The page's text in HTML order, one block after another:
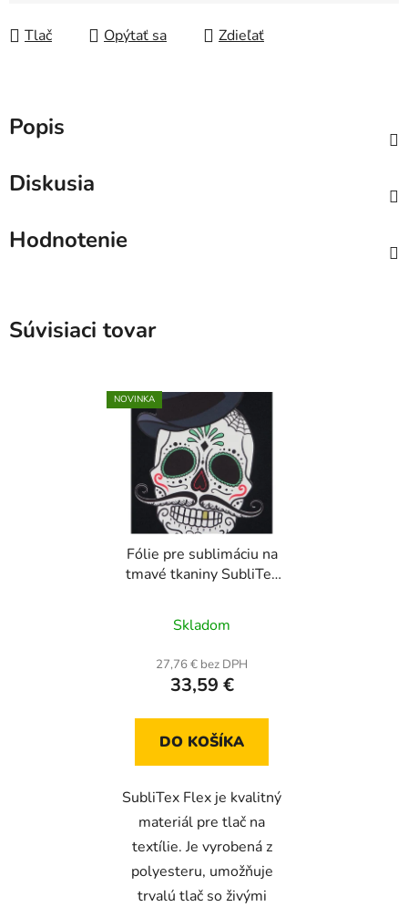
Tlač Opýtať sa Zdieľať
Popis
Diskusia
Hodnotenie
Súvisiaci tovar
NOVINKA
Fólie pre sublimáciu na
tmavé tkaniny SubliTex
hodnotenie
produktu
je
z
Skladom
27,76 € bez DPH
33,59 €
DO KOŠÍKA
SubliTex Flex je kvalitný
materiál pre tlač na
textílie. Je vyrobená z
polyesteru, umožňuje
trvalú tlač so živými